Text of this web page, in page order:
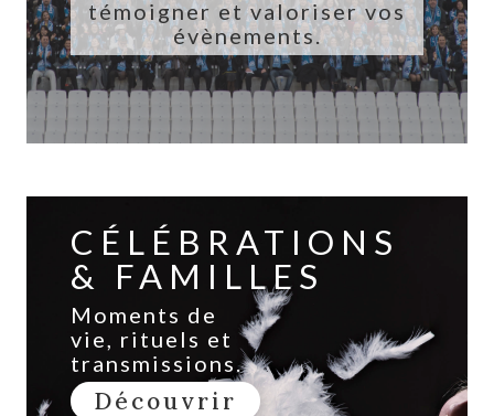
témoigner et valoriser vos
évènements.
CÉLÉBRATIONS
& FAMILLES
Moments de
vie, rituels et
transmissions.
Découvrir